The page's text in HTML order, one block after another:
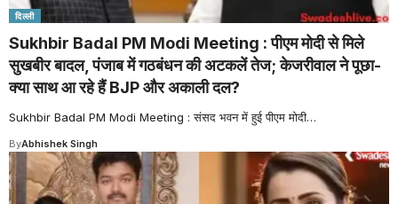
दिल्ली
Sukhbir Badal PM Modi Meeting : पीएम मोदी से मिले
सुखबीर बादल, पंजाब में गठबंधन की अटकलें तेज; केजरीवाल ने पूछा-
क्या साथ आ रहे हैं BJP और अकाली दल?
Sukhbir Badal PM Modi Meeting : संसद भवन में हुई पीएम मोदी…
ByAbhishek Singh